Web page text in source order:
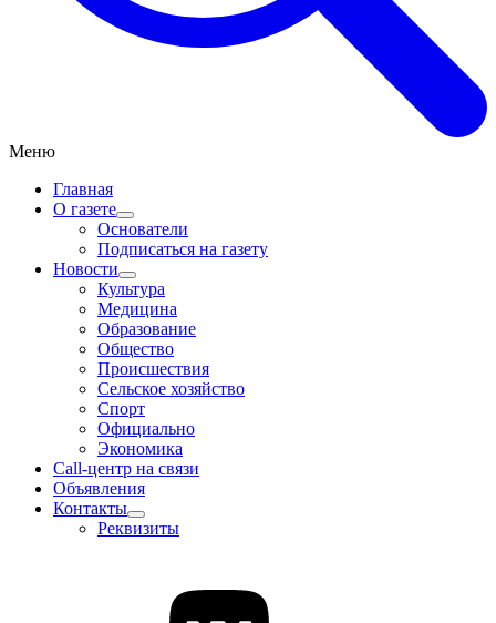
Меню
Главная
О газете
Основатели
Подписаться на газету
Новости
Культура
Медицина
Образование
Общество
Происшествия
Сельское хозяйство
Спорт
Официально
Экономика
Call-центр на связи
Объявления
Контакты
Реквизиты